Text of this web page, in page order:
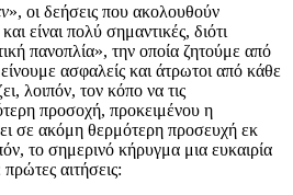
», οι δεήσεις που ακολουθούν
είναι πολύ σημαντικές, διότι
πανοπλία», την οποία ζητούμε από
ασφαλείς και άτρωτοι από κάθε
λοιπόν, τον κόπο να τις
προσοχή, προκειμένου η
σε ακόμη θερμότερη προσευχή εκ
το σημερινό κήρυγμα μια ευκαιρία
αιτήσεις: